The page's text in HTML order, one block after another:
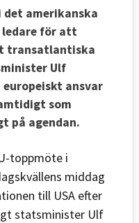
det amerikanska
ledare för att
transatlantiska
Ulf
ansvar
som
på agendan.
toppmöte i
middag
till USA efter
statsminister Ulf